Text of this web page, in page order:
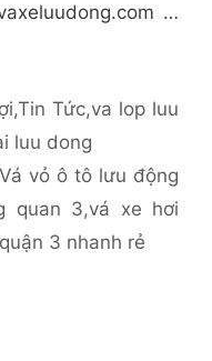
…
,Tin Tức,va lop luu
luu dong
Vá vỏ ô tô lưu động
quan 3,vá xe hơi
3 nhanh rẻ